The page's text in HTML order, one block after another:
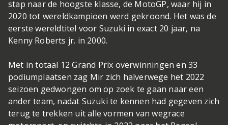
stap naar de hoogste klasse, de MotoGP, waar hij in
2020 tot wereldkampioen werd gekroond. Het was de
eerste wereldtitel voor Suzuki in exact 20 jaar, na
Kenny Roberts jr. in 2000.
Met in totaal 12 Grand Prix overwinningen en 33
podiumplaatsen zag Mir zich halverwege het 2022
seizoen gedwongen om op zoek te gaan naar een
ander team, nadat Suzuki te kennen had gegeven zich
terug te trekken uit alle vormen van wegrace